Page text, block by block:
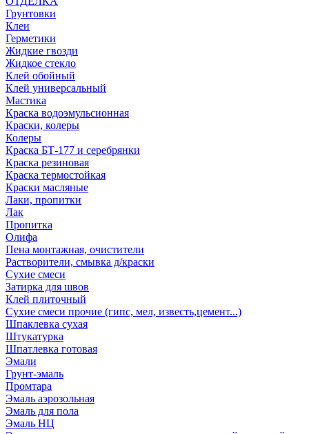
Грунтовки
Клеи
Герметики
Жидкие гвозди
Жидкое стекло
Клей обойный
Клей универсальный
Мастика
Краска водоэмульсионная
Краски, колеры
Колеры
Краска БТ-177 и серебрянки
Краска резиновая
Краска термостойкая
Краски масляные
Лаки, пропитки
Лак
Пропитка
Олифа
Пена монтажная, очистители
Растворители, смывка д/краски
Сухие смеси
Затирка для швов
Клей плиточный
Сухие смеси прочие (гипс, мел, известь,цемент...)
Шпаклевка сухая
Штукатурка
Шпатлевка готовая
Эмали
Грунт-эмаль
Промтара
Эмаль аэрозольная
Эмаль для пола
Эмаль НЦ